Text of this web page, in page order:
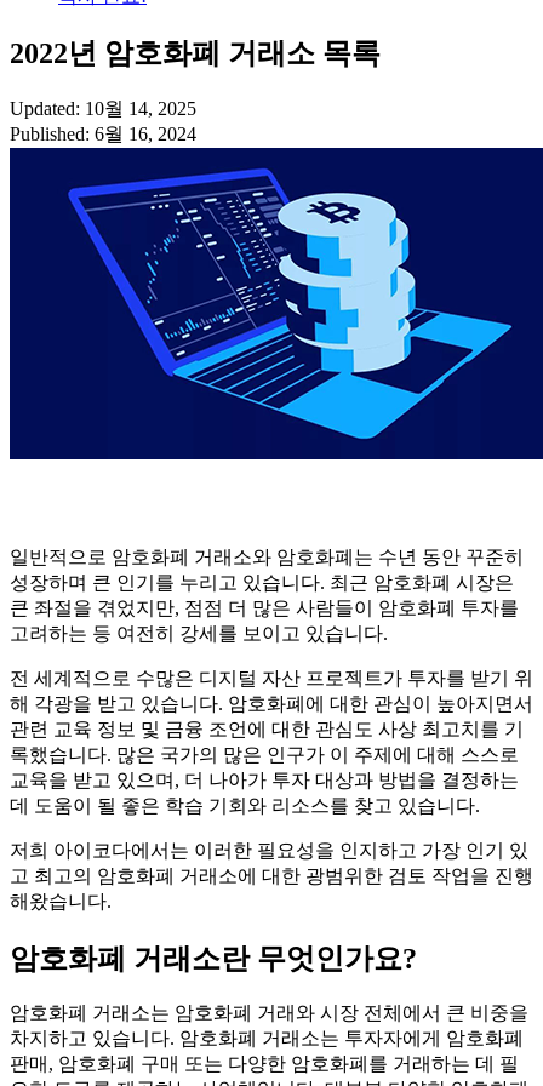
2022년 암호화폐 거래소 목록
Updated: 10월 14, 2025
Published: 6월 16, 2024
일반적으로 암호화폐 거래소와 암호화폐는 수년 동안 꾸준히
성장하며 큰 인기를 누리고 있습니다. 최근 암호화폐 시장은
큰 좌절을 겪었지만, 점점 더 많은 사람들이 암호화폐 투자를
고려하는 등 여전히 강세를 보이고 있습니다.
전 세계적으로 수많은 디지털 자산 프로젝트가 투자를 받기 위
해 각광을 받고 있습니다. 암호화폐에 대한 관심이 높아지면서
관련 교육 정보 및 금융 조언에 대한 관심도 사상 최고치를 기
록했습니다. 많은 국가의 많은 인구가 이 주제에 대해 스스로
교육을 받고 있으며, 더 나아가 투자 대상과 방법을 결정하는
데 도움이 될 좋은 학습 기회와 리소스를 찾고 있습니다.
저희 아이코다에서는 이러한 필요성을 인지하고 가장 인기 있
고 최고의 암호화폐 거래소에 대한 광범위한 검토 작업을 진행
해왔습니다.
암호화폐 거래소란 무엇인가요?
암호화폐 거래소는 암호화폐 거래와 시장 전체에서 큰 비중을
차지하고 있습니다. 암호화폐 거래소는 투자자에게 암호화폐
판매, 암호화폐 구매 또는 다양한 암호화폐를 거래하는 데 필